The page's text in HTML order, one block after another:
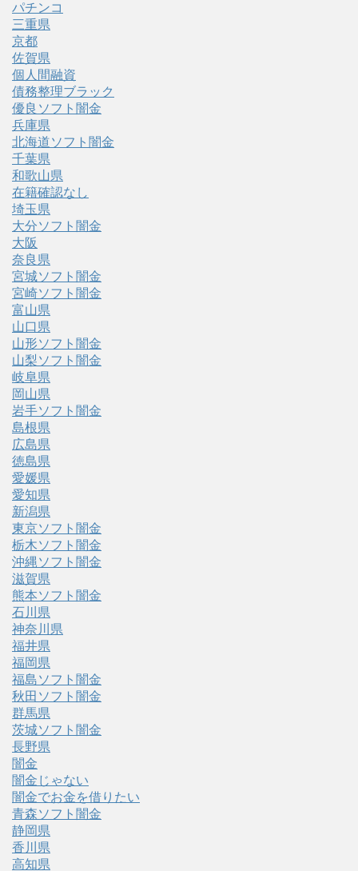
パチンコ
三重県
京都
佐賀県
個人間融資
債務整理ブラック
優良ソフト闇金
兵庫県
北海道ソフト闇金
千葉県
和歌山県
在籍確認なし
埼玉県
大分ソフト闇金
大阪
奈良県
宮城ソフト闇金
宮崎ソフト闇金
富山県
山口県
山形ソフト闇金
山梨ソフト闇金
岐阜県
岡山県
岩手ソフト闇金
島根県
広島県
徳島県
愛媛県
愛知県
新潟県
東京ソフト闇金
栃木ソフト闇金
沖縄ソフト闇金
滋賀県
熊本ソフト闇金
石川県
神奈川県
福井県
福岡県
福島ソフト闇金
秋田ソフト闇金
群馬県
茨城ソフト闇金
長野県
闇金
闇金じゃない
闇金でお金を借りたい
青森ソフト闇金
静岡県
香川県
高知県